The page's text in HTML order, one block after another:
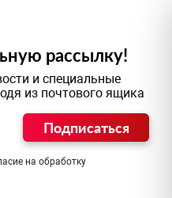
рассылку!
и специальные
из почтового ящика
Подписаться
на обработку